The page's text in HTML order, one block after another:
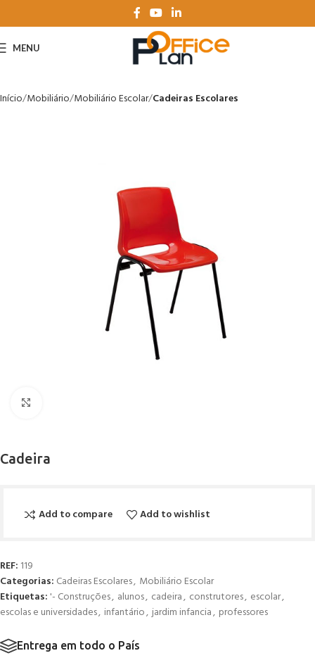
MENU
Início Mobiliário Mobiliário Escolar Cadeiras Escolares
Cadeira
Add to compare Add to wishlist
REF: 119
Categorias: Cadeiras Escolares, Mobiliário Escolar
Etiquetas: '- Construções, alunos, cadeira, construtores, escolar,
escolas e universidades, infantário, jardim infancia, professores
Entrega em todo o País